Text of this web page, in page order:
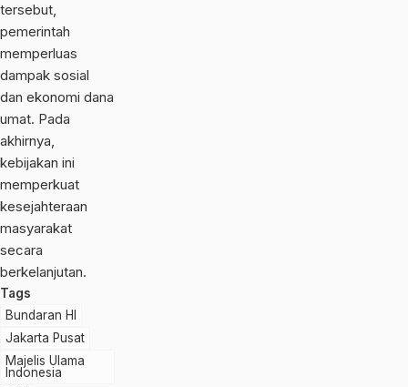
tersebut,
pemerintah
memperluas
dampak sosial
dan ekonomi dana
umat. Pada
akhirnya,
kebijakan ini
memperkuat
kesejahteraan
masyarakat
secara
berkelanjutan.
Tags
Bundaran HI
Jakarta Pusat
Majelis Ulama
Indonesia